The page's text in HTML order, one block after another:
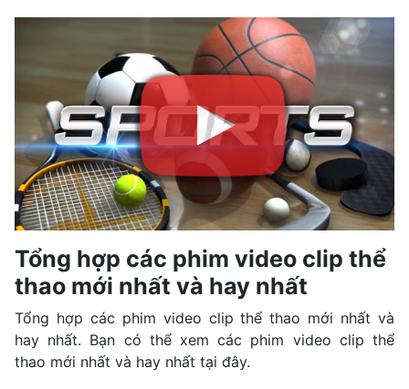
Tổng hợp các phim video clip thể
thao mới nhất và hay nhất
Tổng hợp các phim video clip thể thao mới nhất và
hay nhất. Bạn có thể xem các phim video clip thể
thao mới nhất và hay nhất tại đây.